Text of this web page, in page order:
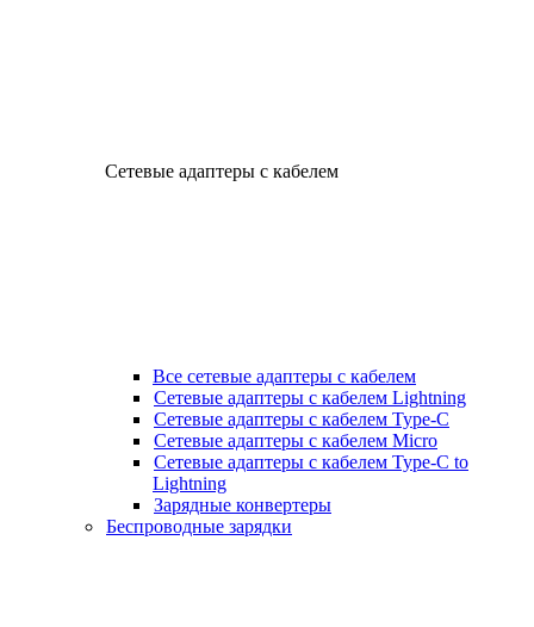
Сетевые адаптеры с кабелем
Все сетевые адаптеры с кабелем
Сетевые адаптеры с кабелем Lightning
Сетевые адаптеры с кабелем Type-C
Сетевые адаптеры с кабелем Micro
Сетевые адаптеры с кабелем Type-C to
Lightning
Зарядные конвертеры
Беспроводные зарядки